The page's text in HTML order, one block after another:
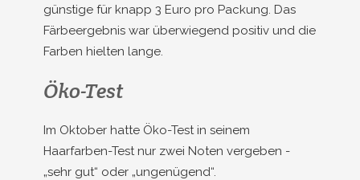
günstige für knapp 3 Euro pro Packung. Das
Färbeergebnis war überwiegend positiv und die
Farben hielten lange.
Öko-Test
Im Oktober hatte Öko-Test in seinem
Haarfarben-Test nur zwei Noten vergeben -
„sehr gut“ oder „ungenügend“.